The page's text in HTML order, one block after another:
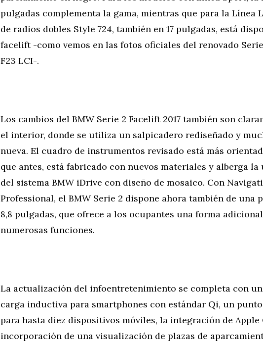
pulgadas complementa la gama, mientras que para la Línea
de radios dobles Style 724, también en 17 pulgadas, está
facelift -como vemos en las fotos oficiales del renovado
F23 LCI-.
Los cambios del BMW Serie 2 Facelift 2017 también son
el interior, donde se utiliza un salpicadero rediseñado y
nueva. El cuadro de instrumentos revisado está más
que antes, está fabricado con nuevos materiales y alberga
del sistema BMW iDrive con diseño de mosaico. Con
Professional, el BMW Serie 2 dispone ahora también de una
8,8 pulgadas, que ofrece a los ocupantes una forma
numerosas funciones.
La actualización del infoentretenimiento se completa con
carga inductiva para smartphones con estándar Qi, un
para hasta diez dispositivos móviles, la integración de Apple
incorporación de una visualización de plazas de